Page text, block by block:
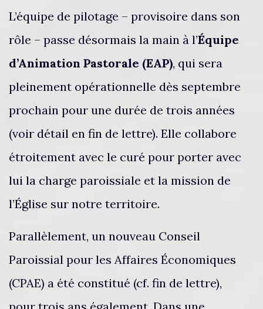
L’équipe de pilotage – provisoire dans son
rôle – passe désormais la main à l’Équipe
d’Animation Pastorale (EAP), qui sera
pleinement opérationnelle dès septembre
prochain pour une durée de trois années
(voir détail en fin de lettre). Elle collabore
étroitement avec le curé pour porter avec
lui la charge paroissiale et la mission de
l’Église sur notre territoire.
Parallèlement, un nouveau Conseil
Paroissial pour les Affaires Économiques
(CPAE) a été constitué (cf. fin de lettre),